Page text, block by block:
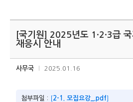
[국기원] 2025년도 1·2·3급
재응시 안내
사무국 2025.01.16
첨부파일 : [2-1. 모집요강_.pdf]